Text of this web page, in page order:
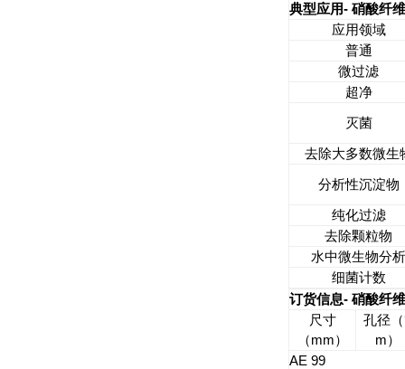
典型应用- 硝酸纤
应用领域
普通
微过滤
超净
灭菌
去除大多数微生
分析性沉淀物
纯化过滤
去除颗粒物
水中微生物分析
细菌计数
订货信息- 硝酸纤
尺寸
（mm）
孔径（
m）
AE 99